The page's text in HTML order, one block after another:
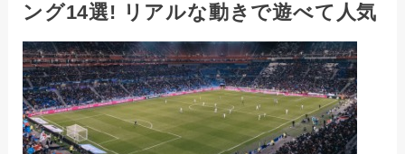
ング14選! リアルな動きで遊べて人気